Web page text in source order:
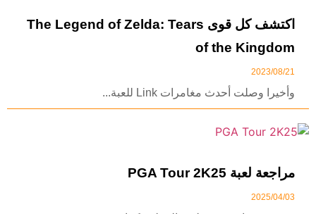
اكتشف كل قوى The Legend of Zelda: Tears
of the Kingdom
2023/08/21
وأخيرا وصلت أحدث مغامرات Link للعبة...
مراجعة لعبة PGA Tour 2K25
2025/04/03